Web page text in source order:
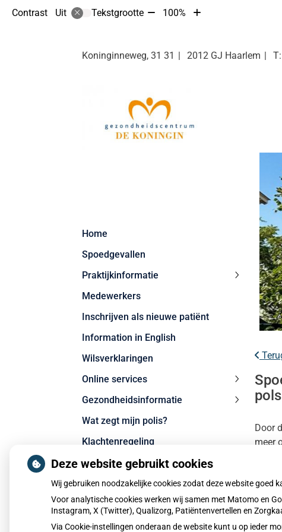
Contrast Uit Tekstgrootte Tekst
10%
100%
Tekst
10%
Koninginneweg, 31 31 2012 GJ Haarlem
Home
Spoedgevallen
Praktijkinformatie
submenu
Medewerkers
Inschrijven als nieuwe patiënt
Information in English
Wilsverklaringen
Online services
Online
services
Gezondheidsinformatie
submenu
Wat zegt mijn polis?
Klachtenregeling
Privacy
Toestemming delen medische
gegevens via Mitz
Door
meer
Lees
Deze website gebruikt cookies
Wij gebruiken noodzakelijke cookies zodat deze website goed
Voor analytische cookies werken wij samen met Matomo en
Instagram, X (Twitter), Qualizorg, Patiëntenvertellen en
Via Cookie-instellingen onderaan de website kunt u op ieder